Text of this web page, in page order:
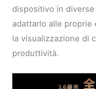
dispositivo in
adattarlo alle
la visualizzazione di
produttività.